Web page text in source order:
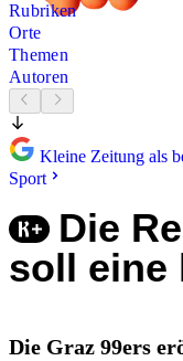
Rubriken
Orte
Themen
Autoren
Kleine Zeitung als
Sport
Die
soll eine
Die Graz 99ers